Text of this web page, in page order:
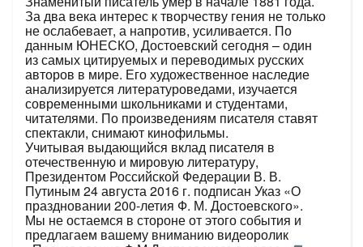
За два века интерес к творчеству гения не только
не ослабевает, а напротив, усиливается. По
данным ЮНЕСКО, Достоевский сегодня – один
из самых цитируемых и переводимых русских
авторов в мире. Его художественное наследие
анализируется литературоведами, изучается
современными школьниками и студентами,
читателями. По произведениям писателя ставят
спектакли, снимают кинофильмы.
Учитывая выдающийся вклад писателя в
отечественную и мировую литературу,
Президентом Российской Федерации В. В.
Путиным 24 августа 2016 г. подписан Указ «О
праздновании 200-летия Ф. М. Достоевского».
Мы не остаемся в стороне от этого события и
предлагаем вашему вниманию видеоролик